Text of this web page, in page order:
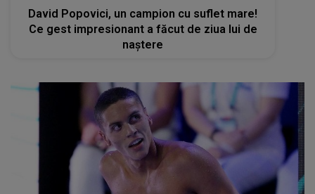
David Popovici, un campion cu suflet mare!
Ce gest impresionant a făcut de ziua lui de
naștere